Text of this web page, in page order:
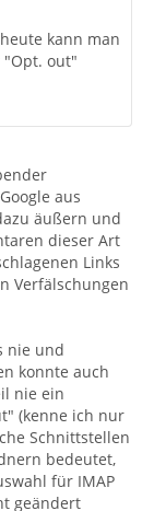
kann man
out"
aus
äußern und
dieser Art
Links
Verfälschungen
nie und
konnte auch
nie ein
(kenne ich nur
Schnittstellen
bedeutet,
für IMAP
geändert